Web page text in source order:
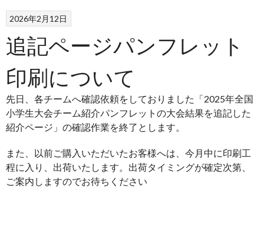
2026年2月12日
追記ページパンフレット
印刷について
先日、各チームへ確認依頼をしておりました「2025年全国
小学生大会チーム紹介パンフレットの大会結果を追記した
紹介ページ」の確認作業を終了とします。
また、以前ご購入いただいたお客様へは、今月中に印刷工
程に入り、出荷いたします。出荷タイミングが確定次第、
ご案内しますのでお待ちください